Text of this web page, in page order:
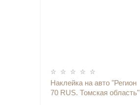
Наклейка на авто "Регион
70 RUS. Томская область"